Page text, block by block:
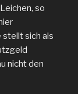
so
stellt sich als
nicht den